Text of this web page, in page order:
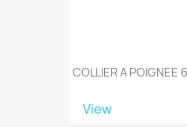
COLLIER A POIGNEE
View